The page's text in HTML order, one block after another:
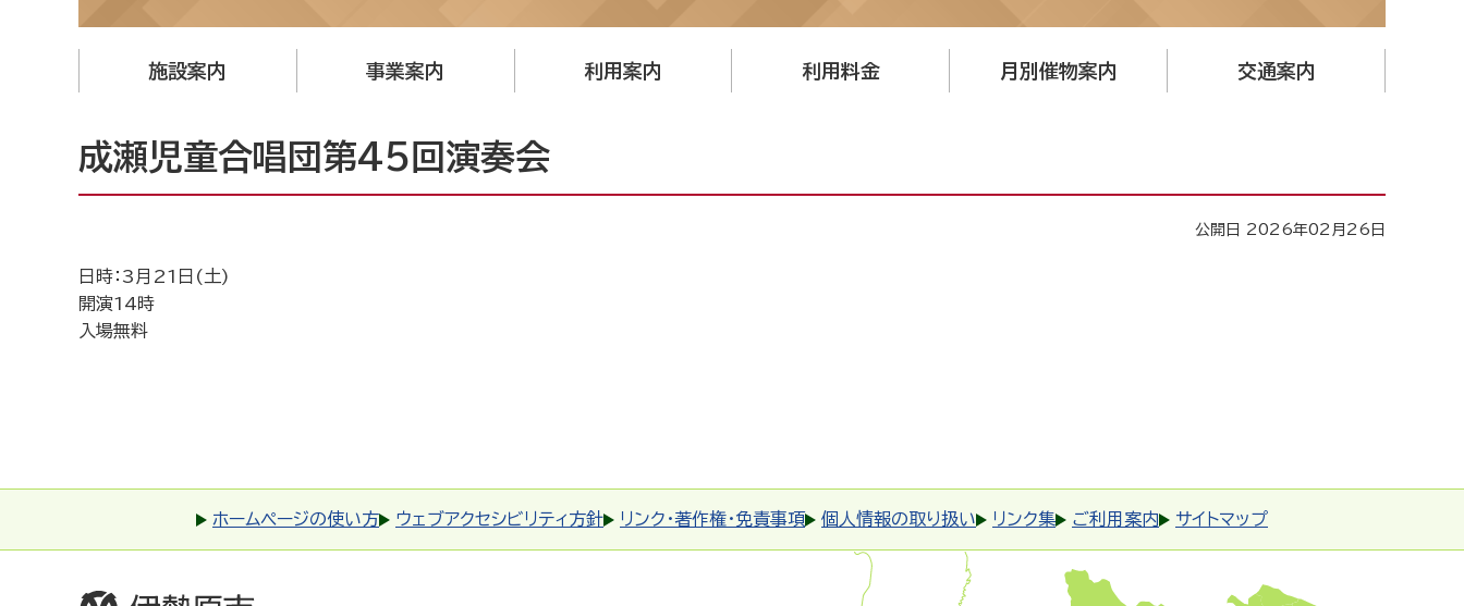
施設案内 事業案内 利用案内 利用料金 月別催物案内 交通案内
成瀬児童合唱団第45回演奏会
公開日 2026年02月26日
日時：3月21日(土)
開演14時
入場無料
ホームページの使い方 ウェブアクセシビリティ方針 リンク・著作権・免責事項 個人情報の取り扱い リンク集 ご利用案内 サイトマップ